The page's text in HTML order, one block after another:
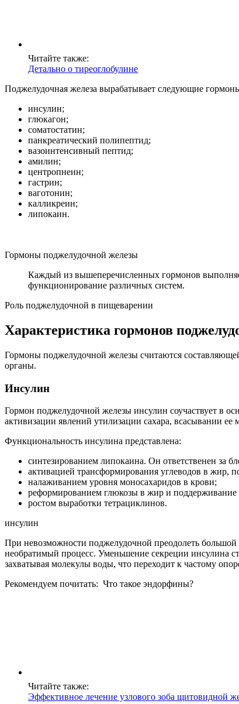
Читайте также:
Детально о тиреоглобулине
Поджелудочная железа вырабатывает следующие
инсулин;
глюкагон;
соматостатин;
панкреатический полипептид;
вазоинтенсивный пептид;
амилин;
центропнеин;
гастрин;
ваготонин;
калликреин;
липокаин.
Гормоны поджелудочной железы
Каждый из вышеперечисленных гормонов
функционирование различных систем.
Роль поджелудочной в пищеварении
Характеристика гормонов
Гормоны поджелудочной железы считаются
органы.
Инсулин
Гормон поджелудочной железы инсулин соучаствует в
активизации явлений утилизации сахара, всасывании
Функциональность инсулина представлена:
синтезированием липокаина. Он ответственен за
активацией трансформирования углеводов в жир,
налаживанием уровня моносахаридов в крови;
реформированием глюкозы в жир и поддерживание
ростом выработки тетрациклинов.
инсулин
При невозможности поджелудочной преодолеть
необратимый процесс. Уменьшение секреции инсулина
захватывая молекулы воды, что переходит к частому
Рекомендуем почитать: Что такое эндорфины?
Читайте также:
Эффективное лечение узлового зоба щитовидной